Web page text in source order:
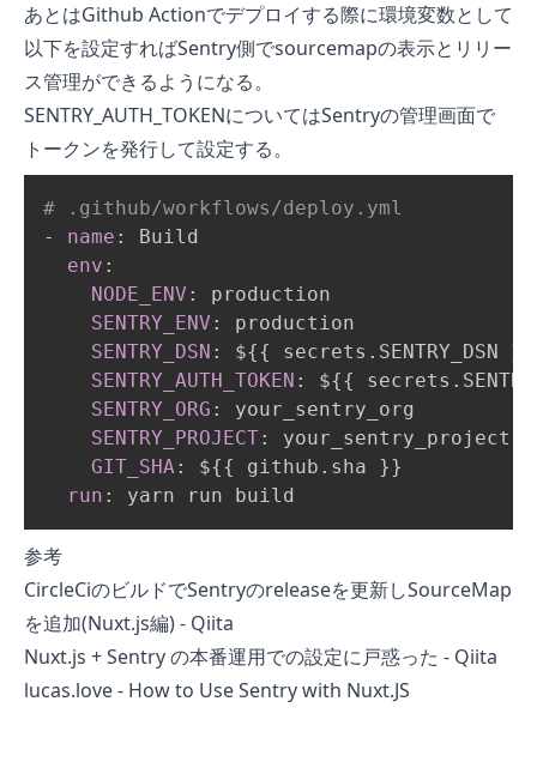
あとはGithub Actionでデプロイする際に環境変数として
以下を設定すればSentry側でsourcemapの表示とリリー
ス管理ができるようになる。
SENTRY_AUTH_TOKENについてはSentryの管理画面で
トークンを発行して設定する。
# .github/workflows/deploy.yml
-
name :
Build
env :
NODE_ENV :
production
SENTRY_ENV :
production
SENTRY_DSN : ${{ secrets.SENTRY_DSN }
SENTRY_AUTH_TOKEN : ${{
SENTRY_ORG :
your_sentry_org
SENTRY_PROJECT:
your_sentry_project
GIT_SHA: ${{ github.sha }}
run : yarn run build
参考
CircleCiのビルドでSentryのreleaseを更新しSourceMap
を追加(Nuxt.js編) - Qiita
Nuxt.js + Sentry の本番運用での設定に戸惑った - Qiita
lucas.love - How to Use Sentry with Nuxt.JS